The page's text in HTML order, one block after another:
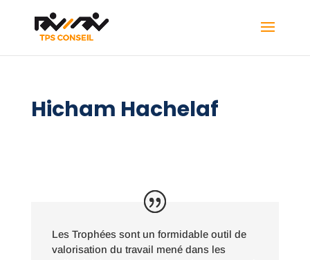
Hicham Hachelaf
Les Trophées sont un formidable outil de
valorisation du travail mené dans les